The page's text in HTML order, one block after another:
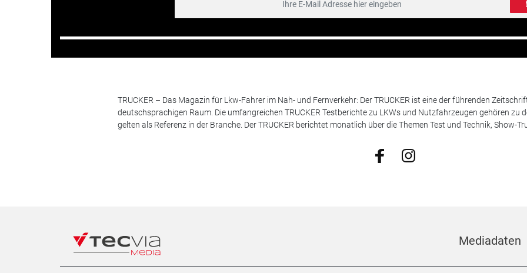
TRUCKER – Das Magazin für Lkw-Fahrer im Nah- und Fernverkehr: Der TRUCKER ist eine der führenden
deutschsprachigen Raum. Die umfangreichen TRUCKER Testberichte zu LKWs und Nutzfahrzeugen gehören zu
gelten als Referenz in der Branche. Der TRUCKER berichtet monatlich über die Themen Test und Technik, Show-
Mediadaten